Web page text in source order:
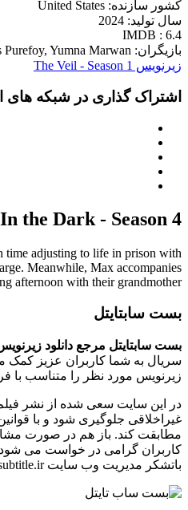
کشور سازنده: United States
سال تولید: 2024
IMDB : 6.4
بازیگران: Elisabeth Moss, James Purefoy, Yumna Marwan
زیرنویس The Veil - Season 1
اشتراک گذاری در شبکه های
In the Dark - Season 4
time adjusting to life in prison with
Meanwhile, Max accompanies
afternoon with their grandmother.
بست سابتایتل
بست سابتایتل مرجع دانلود
سریال به شما کاربران عزیز کمک
زیرنویس مورد نظر را متناسب با
در این سایت سعی شده از نشر
غیراخلاقی جلوگیری شود و با
مطابقت کند. باز هم در صورت
کاربران گرامی در خواست می شود
باتشکر مدیریت وب سایت bestsubtitle.ir